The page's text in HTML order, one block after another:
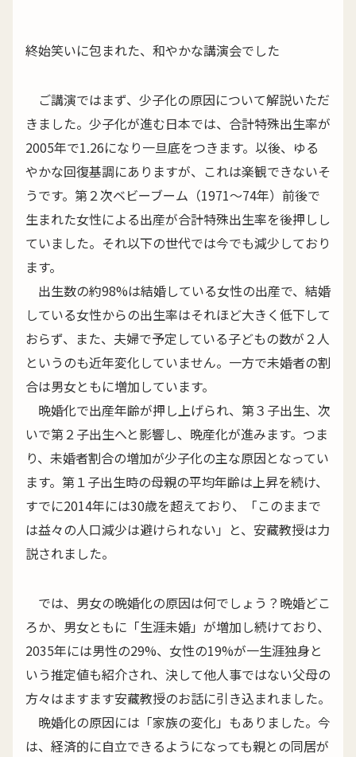
終始笑いに包まれた、和やかな講演会でした
ご講演ではまず、少子化の原因について解説いただ
きました。少子化が進む日本では、合計特殊出生率が
2005年で1.26になり一旦底をつきます。以後、ゆる
やかな回復基調にありますが、これは楽観できないそ
うです。第２次ベビーブーム（1971〜74年）前後で
生まれた女性による出産が合計特殊出生率を後押しし
ていました。それ以下の世代では今でも減少しており
ます。
出生数の約98%は結婚している女性の出産で、結婚
している女性からの出生率はそれほど大きく低下して
おらず、また、夫婦で予定している子どもの数が２人
というのも近年変化していません。一方で未婚者の割
合は男女ともに増加しています。
晩婚化で出産年齢が押し上げられ、第３子出生、次
いで第２子出生へと影響し、晩産化が進みます。つま
り、未婚者割合の増加が少子化の主な原因となってい
ます。第１子出生時の母親の平均年齢は上昇を続け、
すでに2014年には30歳を超えており、「このままで
は益々の人口減少は避けられない」と、安藏教授は力
説されました。
では、男女の晩婚化の原因は何でしょう？晩婚どこ
ろか、男女ともに「生涯未婚」が増加し続けており、
2035年には男性の29%、女性の19%が一生涯独身と
いう推定値も紹介され、決して他人事ではない父母の
方々はますます安藏教授のお話に引き込まれました。
晩婚化の原因には「家族の変化」もありました。今
は、経済的に自立できるようになっても親との同居が